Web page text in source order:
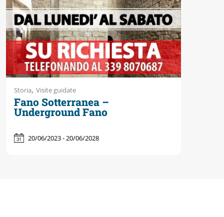
Storia, Visite guidate
Fano Sotterranea –
Underground Fano
20/06/2023 - 20/06/2028